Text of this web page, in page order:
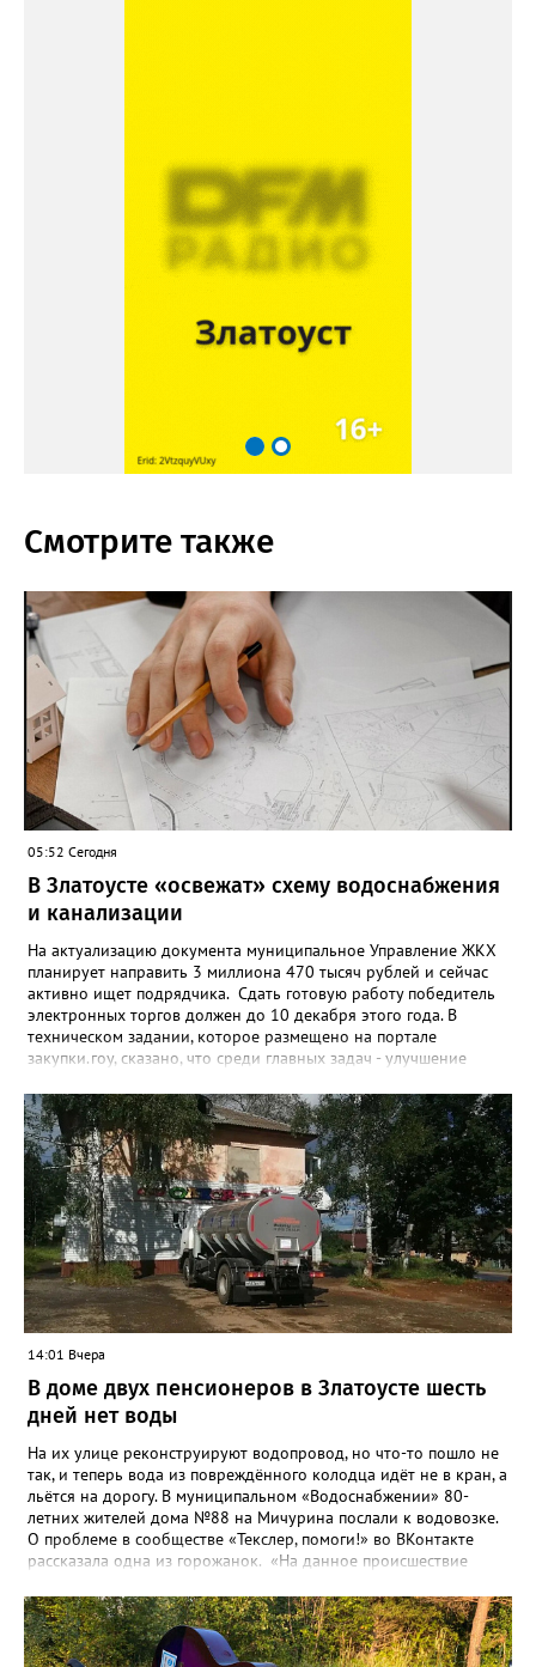
Смотрите также
05:52 Сегодня
В Златоусте «освежат» схему водоснабжения
и канализации
На актуализацию документа муниципальное Управление ЖКХ
планирует направить 3 миллиона 470 тысяч рублей и сейчас
активно ищет подрядчика. Сдать готовую работу победитель
электронных торгов должен до 10 декабря этого года. В
техническом задании, которое размещено на портале
закупки.гоу, сказано, что среди главных задач - улучшение
повышение энергоэффективности систем. Кроме электронных
схем, исполнителю нужно разработать предложения по
строительству и реконструкции водоснабжения и канализации,
оценив размер вложений, а также представить перечень
бесхозных объектов и возможные сценарии развития этой
сферы городского хозяйства. В июне 2025 года
«Златоуст.инфо» сообщал о подобных торгах. Тогда цена
вопроса была почти в три раза выше - 9 миллионов 13 тысяч
486 рублей, а в списке работ была разработка электронной
системы ливнёвок.
14:01 Вчера
В доме двух пенсионеров в Златоусте шесть
дней нет воды
На их улице реконструируют водопровод, но что-то пошло не
так, и теперь вода из повреждённого колодца идёт не в кран, а
льётся на дорогу. В муниципальном «Водоснабжении» 80-
летних жителей дома №88 на Мичурина послали к водовозке.
О проблеме в сообществе «Текслер, помоги!» во ВКонтакте
рассказала одна из горожанок. «На данное происшествие
гл.инженера Шепелева А.Н. из обслуживающей организации
МУП ЗГО "Златоустовское Водоснабжение" ул. Островского, 7,
никакие работы по восстановлению подачи воды в дом